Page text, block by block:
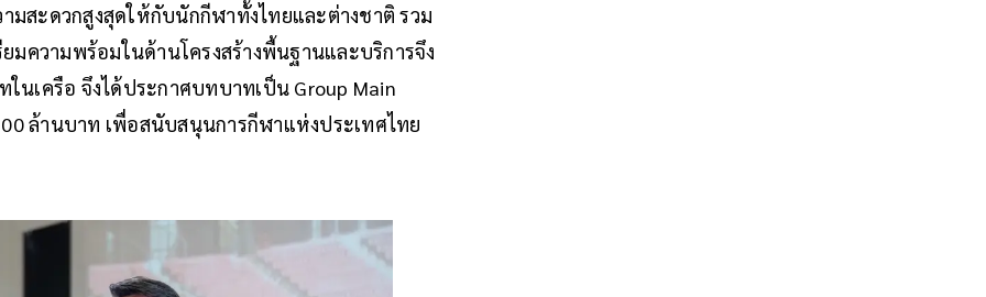
มสะดวกสูงสุดให้กับนักกีฬาทั้งไทยและต่างชาติ รวม
มความพร้อมในด้านโครงสร้างพื้นฐานและบริการจึง
เครือ จึงได้ประกาศบทบาทเป็น Group Main
ล้านบาท เพื่อสนับสนุนการกีฬาแห่งประเทศไทย